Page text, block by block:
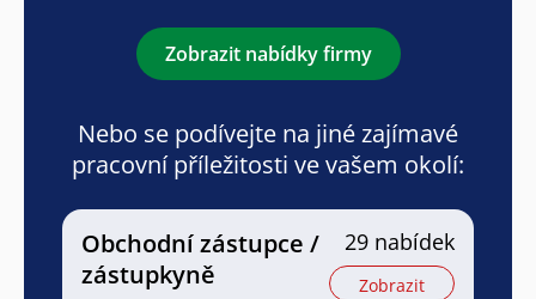
Zobrazit nabídky firmy
Nebo se podívejte na jiné zajímavé
pracovní příležitosti ve vašem okolí:
Obchodní zástupce /
zástupkyně
29 nabídek
Zobrazit